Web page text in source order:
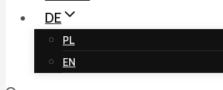
DE
PL
EN